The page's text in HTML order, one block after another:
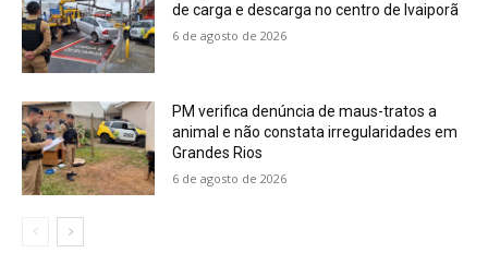
de carga e descarga no centro de Ivaiporã
6 de agosto de 2026
PM verifica denúncia de maus-tratos a
animal e não constata irregularidades em
Grandes Rios
6 de agosto de 2026